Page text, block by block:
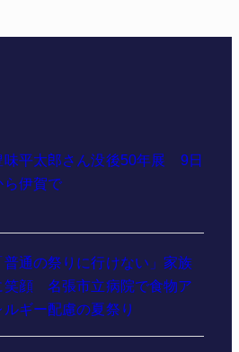
味平太郎さん没後50年展 9日
ら伊賀で
普通の祭りに行けない」家族
笑顔 名張市立病院で食物ア
ルギー配慮の夏祭り